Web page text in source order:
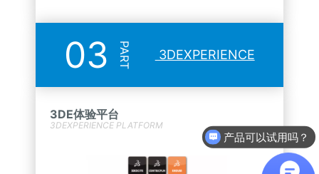
03 PART 3DEXPERIENCE
3DE体验平台
3DEXPERIENCE PLATFORM
产品可以试用吗？